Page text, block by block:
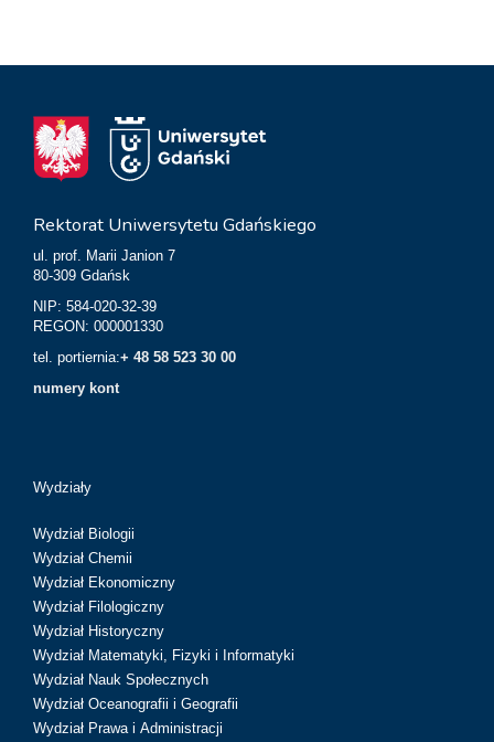
Rektorat Uniwersytetu Gdańskiego
ul. prof. Marii Janion 7
80-309 Gdańsk
NIP: 584-020-32-39
REGON: 000001330
tel. portiernia:+ 48 58 523 30 00
numery kont
Wydziały
Wydział Biologii
Wydział Chemii
Wydział Ekonomiczny
Wydział Filologiczny
Wydział Historyczny
Wydział Matematyki, Fizyki i Informatyki
Wydział Nauk Społecznych
Wydział Oceanografii i Geografii
Wydział Prawa i Administracji